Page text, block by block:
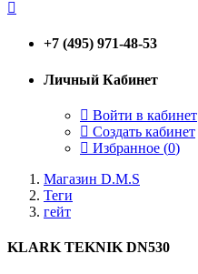
+7 (495) 971-48-53
Личный Кабинет
Войти в кабинет
Создать кабинет
Избранное (0)
Магазин D.M.S
Теги
гейт
KLARK TEKNIK DN530